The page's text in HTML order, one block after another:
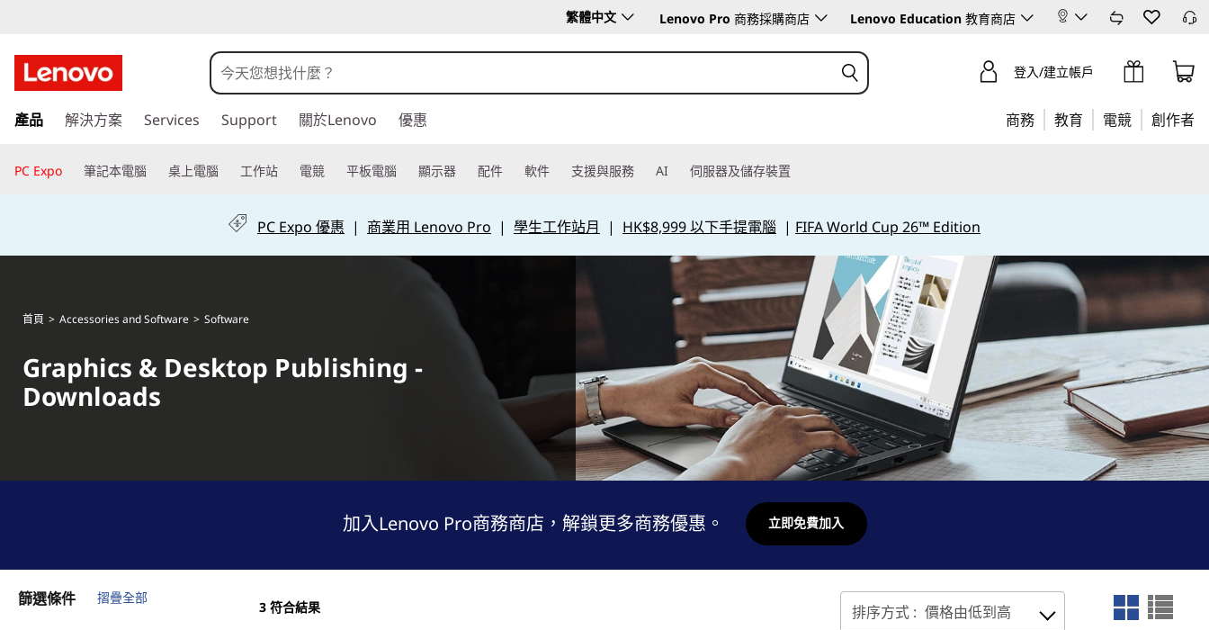
a
p
h
c
k
o
繁體中文 Lenovo Pro 商務採購商店 Lenovo Education 教育商店
至
要
登入/建立帳戶
產品 解決方案 Services Support 關於Lenovo 優惠 商務 教育 電競 創作者
PC Expo 筆記本電腦 桌上電腦 工作站 電競 平板電腦 顯示器 配件 軟件 支援與服務 AI 伺服器及儲存裝置
PC Expo 優惠 | 商業用 Lenovo Pro | 學生工作站月 | HK$8,999 以下手提電腦 | FIFA World Cup 26™ Edition
首頁 > Accessories and Software > Software
Graphics & Desktop Publishing -
Downloads
加入Lenovo Pro商務商店，解鎖更多商務優惠。 立即免費加入
篩選條件 摺疊全部
3 符合結果 排序方式 : 價格由低到高